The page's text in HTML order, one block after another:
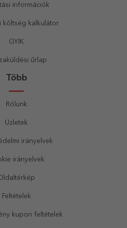
információk
költség kalkulátor
GYIK
űrlap
Több
Rólunk
Üzletek
irányelvek
irányelvek
Feltételek
kupon feltételek